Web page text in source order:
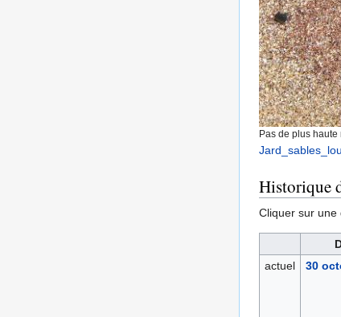
Pas de plus
Historique
Cliquer sur une
actuel
30